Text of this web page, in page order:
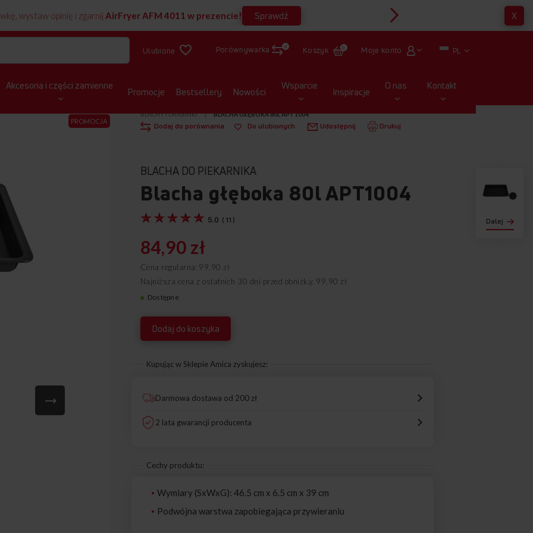
wystaw opinię i zgarnij AirFryer AFM 4011 w prezencie! Sprawdź X
Ulubione Porównywarka 0 Koszyk 0 Moje konto PL
Akcesoria i części zamienne Promocje Bestsellery Nowości Wsparcie Inspiracje O nas Kontakt
Dalej
PROMOCJA
BLACHY I DRABINKI
BLACHA GŁĘBOKA 80L APT1004
Dodaj do porównania Do ulubionych Udostępnij Drukuj
BLACHA DO PIEKARNIKA
Blacha głęboka 80l APT1004
5.0 ( 11 )
84,90 zł
Cena regularna 99,90 zł
Najniższa cena z ostatnich 30 dni przed obniżką: 99,90 zł
Dostępne
Dodaj do koszyka
Kupując w Sklepie Amica zyskujesz:
Darmowa dostawa od 200 zł
2 lata gwarancji producenta
Cechy produktu:
Wymiary (SxWxG): 46.5 cm x 6.5 cm x 39 cm
Podwójna warstwa zapobiegająca przywieraniu